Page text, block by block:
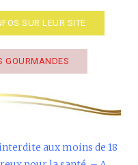
SUR LEUR SITE
GOURMANDES
aux moins de 18